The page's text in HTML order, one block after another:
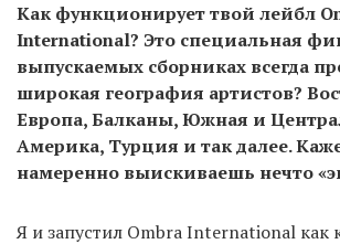
Как функционирует твой лейбл
International? Это специальная
выпускаемых сборниках всегда
широкая география артистов?
Европа, Балканы, Южная и
Америка, Турция и так далее.
намеренно выискиваешь нечто
Я и запустил Ombra International как